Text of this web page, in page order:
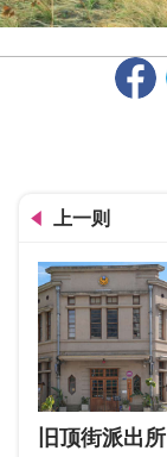
上一则
旧顶街派出所